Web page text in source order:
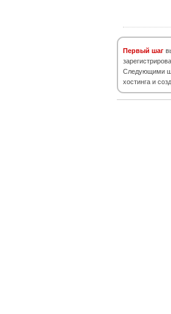
Первый шаг
Следующими
хостинга и